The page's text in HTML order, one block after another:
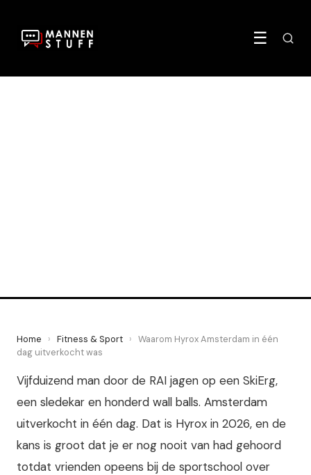
☰
Home › Fitness & Sport › Waarom Hyrox Amsterdam in één
dag uitverkocht was
Vijfduizend man door de RAI jagen op een SkiErg,
een sledekar en honderd wall balls. Amsterdam
uitverkocht in één dag. Dat is Hyrox in 2026, en de
kans is groot dat je er nog nooit van had gehoord
totdat vrienden opeens bij de sportschool over